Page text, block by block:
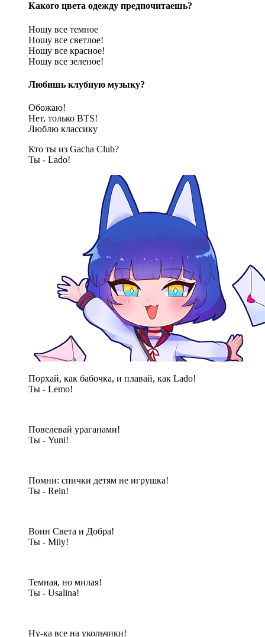
Какого цвета одежду предпочитаешь?
Ношу все темное
Ношу все светлое!
Ношу все красное!
Ношу все зеленое!
Любишь клубную музыку?
Обожаю!
Нет, только BTS!
Люблю классику
Кто ты из Gacha Club?
Ты - Lado!
Порхай, как бабочка, и плавай, как Lado!
Ты - Lemo!
Повелевай ураганами!
Ты - Yuni!
Помни: спички детям не игрушка!
Ты - Rein!
Воин Света и Добра!
Ты - Mily!
Темная, но милая!
Ты - Usalina!
Ну-ка все на укольчики!